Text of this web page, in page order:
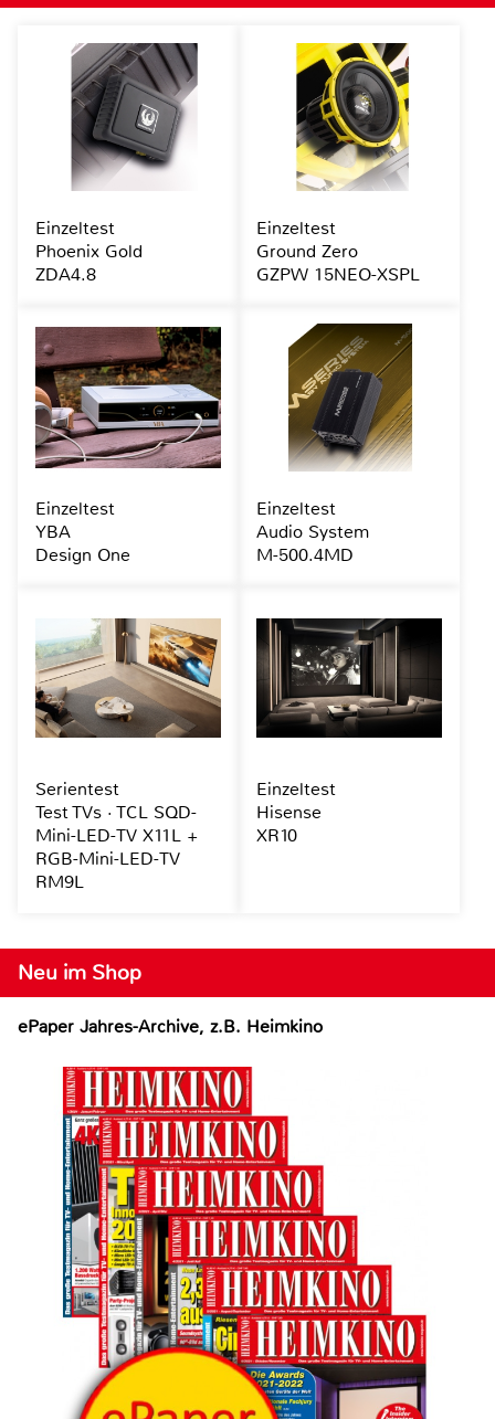
Neu im Shop
ePaper Jahres-Archive, z.B. Heimkino
Einzeltest
Phoenix Gold
ZDA4.8
Einzeltest
Ground Zero
GZPW 15NEO-XSPL
Einzeltest
YBA
Design One
Einzeltest
Audio System
M-500.4MD
Serientest
Test TVs · TCL SQD-
Mini-LED-TV X11L +
RGB-Mini-LED-TV
RM9L
Einzeltest
Hisense
XR10